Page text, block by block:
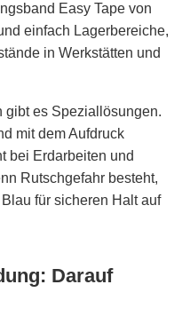
Easy Tape von
einfach Lagerbereiche,
in Werkstätten und
gibt es Speziallösungen.
mit dem Aufdruck
bei Erdarbeiten und
Rutschgefahr besteht,
für sicheren Halt auf
Darauf